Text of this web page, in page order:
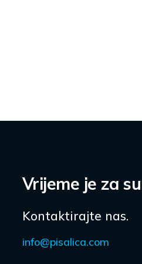
Vrijeme je za
Kontaktirajte nas.
info@pisalica.com